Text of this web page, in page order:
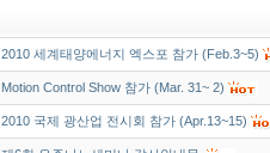
2010 세계태양에너지 엑스포 참가 (Feb.3~5)
Motion Control Show 참가 (Mar. 31~ 2)
2010 국제 광산업 전시회 참가 (Apr.13~15)